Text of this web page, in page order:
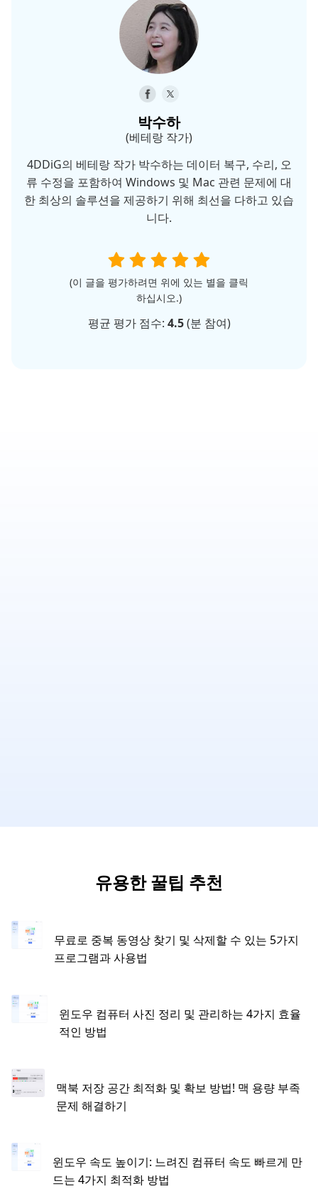
박수하
(베테랑 작가)
4DDiG의 베테랑 작가 박수하는 데이터 복구, 수리, 오
류 수정을 포함하여 Windows 및 Mac 관련 문제에 대
한 최상의 솔루션을 제공하기 위해 최선을 다하고 있습
니다.
(이 글을 평가하려면 위에 있는 별을 클릭
하십시오.)
평균 평가 점수: 4.5(분 참여)
유용한 꿀팁 추천
무료로 중복 동영상 찾기 및 삭제할 수 있는 5가지
프로그램과 사용법
윈도우 컴퓨터 사진 정리 및 관리하는 4가지 효율
적인 방법
맥북 저장 공간 최적화 및 확보 방법! 맥 용량 부족
문제 해결하기
윈도우 속도 높이기: 느려진 컴퓨터 속도 빠르게 만
드는 4가지 최적화 방법